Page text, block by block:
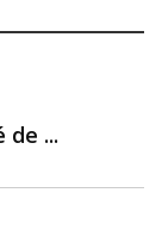
de ...